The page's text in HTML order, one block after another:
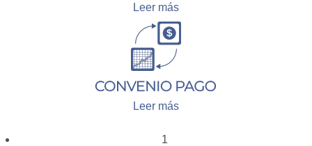
Leer más
Leer más
1